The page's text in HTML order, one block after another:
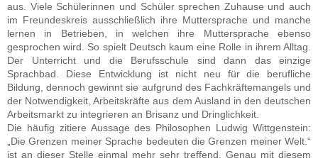
aus. Viele Schülerinnen und Schüler sprechen Zuhause und auch
im Freundeskreis ausschließlich ihre Muttersprache und manche
lernen in Betrieben, in welchen ihre Muttersprache ebenso
gesprochen wird. So spielt Deutsch kaum eine Rolle in ihrem Alltag.
Der Unterricht und die Berufsschule sind dann das einzige
Sprachbad. Diese Entwicklung ist nicht neu für die berufliche
Bildung, dennoch gewinnt sie aufgrund des Fachkräftemangels und
der Notwendigkeit, Arbeitskräfte aus dem Ausland in den deutschen
Arbeitsmarkt zu integrieren an Brisanz und Dringlichkeit.
Die häufig zitiere Aussage des Philosophen Ludwig Wittgenstein:
„Die Grenzen meiner Sprache bedeuten die Grenzen meiner Welt.“
ist an dieser Stelle einmal mehr sehr treffend. Genau mit diesem